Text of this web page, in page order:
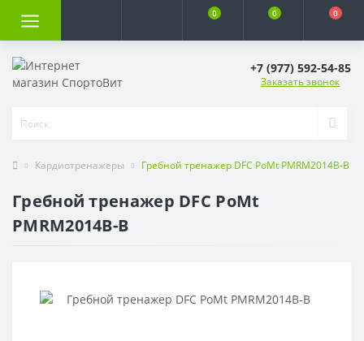
0 0 0
+7 (977) 592-54-85
Заказать звонок
Кардиотренажеры Гребной тренажер DFC PoMt PMRM2014B-B
Гребной тренажер DFC PoMt
PMRM2014B-B